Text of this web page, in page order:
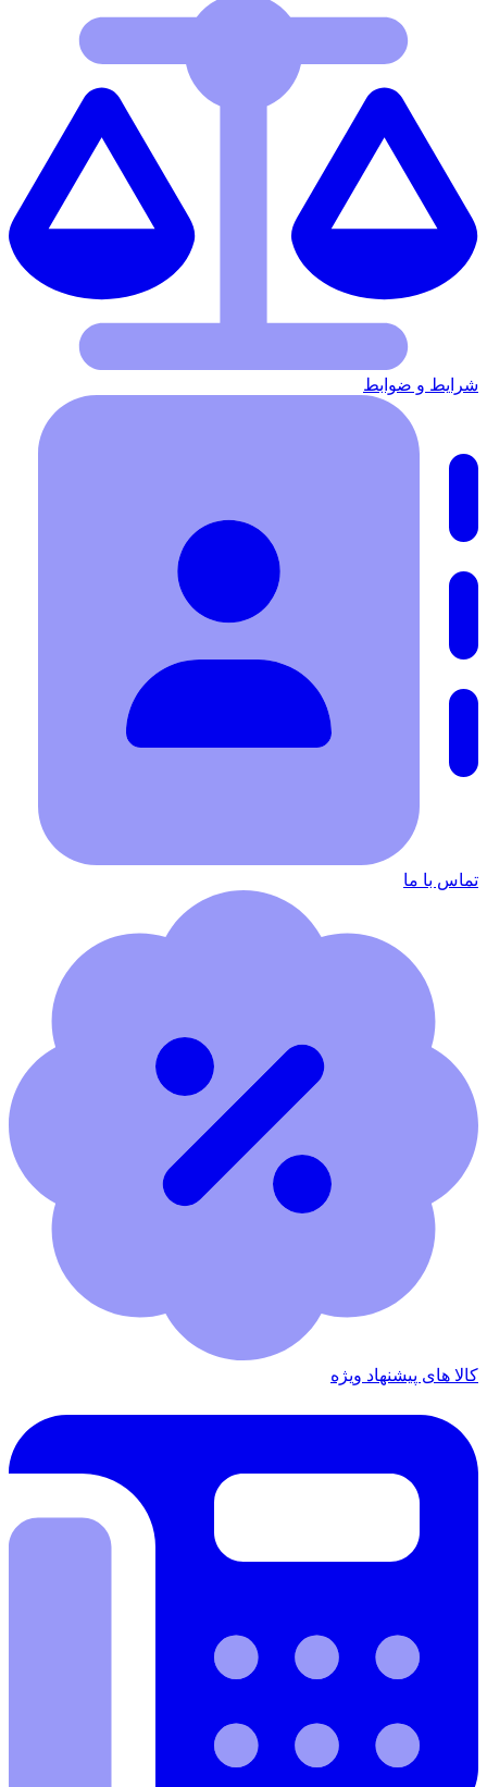
شرایط‌ و ضوابط
تماس با ما
کالا های پیشنهاد ویژه